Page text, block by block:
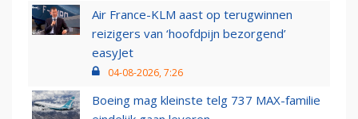
Air France-KLM aast op terugwinnen
reizigers van ‘hoofdpijn bezorgend’
easyJet
04-08-2026, 7:26
Boeing mag kleinste telg 737 MAX-familie